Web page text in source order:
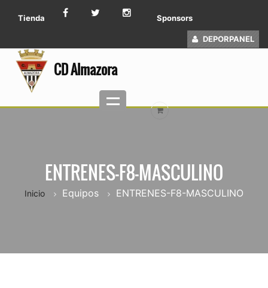
Tienda Sponsors
DEPORPANEL
CD Almazora
ENTRENES-F8-MASCULINO
Inicio Equipos ENTRENES-F8-MASCULINO